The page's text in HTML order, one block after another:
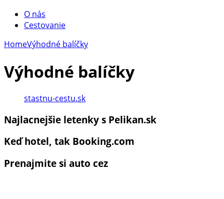
O nás
Cestovanie
HomeVýhodné balíčky
Výhodné balíčky
stastnu-cestu.sk
Najlacnejšie letenky s Pelikan.sk
Keď hotel, tak Booking.com
Prenajmite si auto cez